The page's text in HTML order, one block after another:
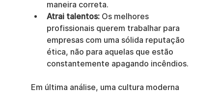
maneira correta.
Atrai talentos: Os melhores
profissionais querem trabalhar para
empresas com uma sólida reputação
ética, não para aquelas que estão
constantemente apagando incêndios.
Em última análise, uma cultura moderna